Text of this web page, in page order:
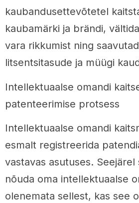
kaubandusettevõtetel
kaubamärki ja brändi,
vara rikkumist ning
litsentsitasude ja müügi
Intellektuaalse omandi
patenteerimise protsess
Intellektuaalse omandi
esmalt registreerida
vastavas asutuses. Seejärel
nõuda oma intellektuaalse
olenemata sellest, kas see